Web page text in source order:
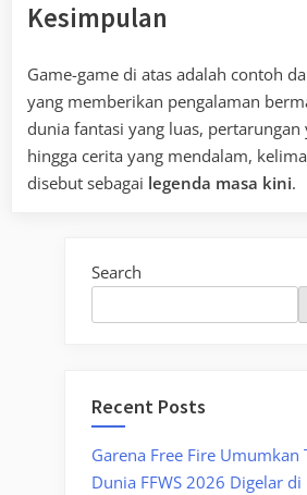
Kesimpulan
Game-game di atas adalah contoh
yang memberikan pengalaman
dunia fantasi yang luas, pertarungan
hingga cerita yang mendalam,
disebut sebagai legenda masa kini.
Search
Recent Posts
Garena Free Fire Umumkan
Dunia FFWS 2026 Digelar